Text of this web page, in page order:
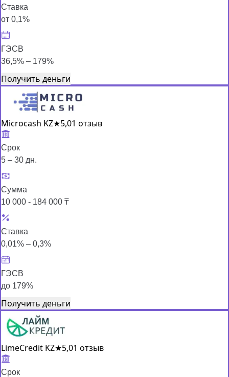
Ставка
от 0,1%
ГЭСВ
36,5% – 179%
Получить деньги
Microcash KZ★5,01 отзыв
Срок
5 – 30 дн.
Сумма
10 000 - 184 000 ₸
Ставка
0,01% – 0,3%
ГЭСВ
до 179%
Получить деньги
LimeCredit KZ★5,01 отзыв
Срок